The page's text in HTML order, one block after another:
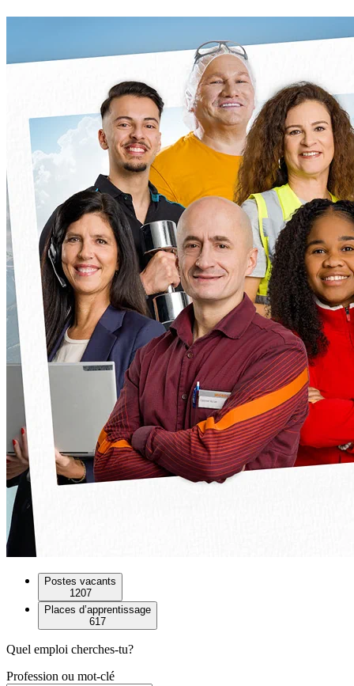
Postes vacants
1207
Places d’apprentissage
617
Quel emploi cherches-tu?
Profession ou mot-clé